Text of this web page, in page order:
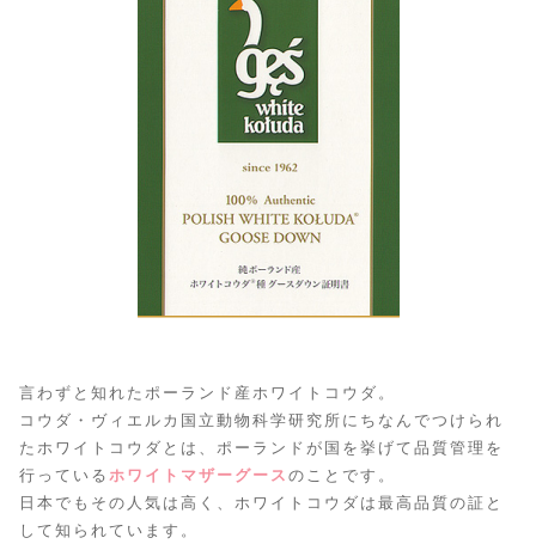
言わずと知れたポーランド産ホワイトコウダ。
コウダ・ヴィエルカ国立動物科学研究所にちなんでつけられ
たホワイトコウダとは、ポーランドが国を挙げて品質管理を
行っているホワイトマザーグースのことです。
日本でもその人気は高く、ホワイトコウダは最高品質の証と
して知られています。